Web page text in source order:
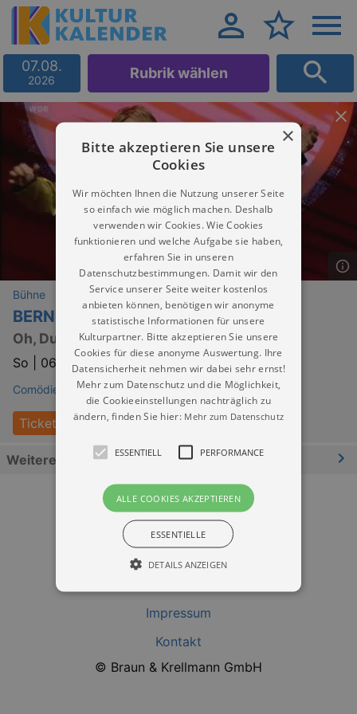
07.08.
2026 Rubrik wählen
Bühne
BERND STELTER
Oh, Du fröhlicher Vorweihnachtsabend!
So | 06.12.2026 | 20:00
Comödie Dresden
Tickets
Weitere Informationen
Impressum
Kontakt
© Braun & Krellmann GmbH
×
Bitte akzeptieren Sie unsere
Cookies
Wir möchten Ihnen die Nutzung unserer Seite
so einfach wie möglich machen. Deshalb
verwenden wir Cookies. Wie Cookies
funktionieren und welche Aufgabe sie haben,
erfahren Sie in unseren
Datenschutzbestimmungen. Damit wir den
Service unserer Seite weiter kostenlos
anbieten können, benötigen wir anonyme
statistische Informationen für unsere
Kulturpartner. Bitte akzeptieren Sie unsere
Cookies für diese anonyme Auswertung. Ihre
Datensicherheit nehmen wir dabei sehr ernst!
Mehr zum Datenschutz und die Möglichkeit,
die Cookieeinstellungen nachträglich zu
ändern, finden Sie hier: Mehr zum Datenschutz
ESSENTIELL PERFORMANCE
ALLE COOKIES AKZEPTIEREN
ESSENTIELLE
DETAILS ANZEIGEN
grundlegenden Funktionen unserer Webseite